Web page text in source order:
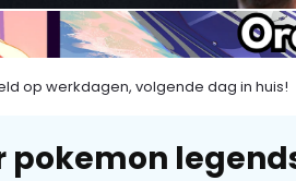
op werkdagen, volgende dag in huis!
pokemon